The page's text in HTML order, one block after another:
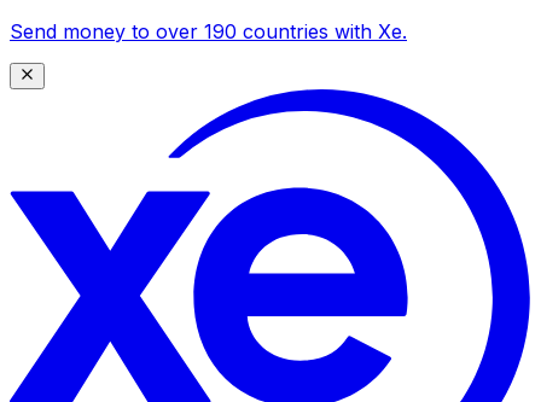
Send money to over 190 countries with Xe.